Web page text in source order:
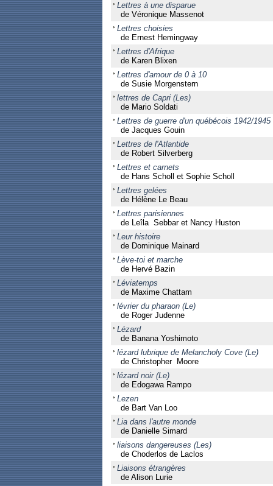
Lettres à une disparue
de Véronique Massenot
Lettres choisies
de Ernest Hemingway
Lettres d'Afrique
de Karen Blixen
Lettres d'amour de 0 à 10
de Susie Morgenstern
lettres de Capri (Les)
de Mario Soldati
Lettres de guerre d'un québécois 1942/1945
de Jacques Gouin
Lettres de l'Atlantide
de Robert Silverberg
Lettres et carnets
de Hans Scholl et Sophie Scholl
Lettres gelées
de Hélène Le Beau
Lettres parisiennes
de Leîla Sebbar et Nancy Huston
Leur histoire
de Dominique Mainard
Lève-toi et marche
de Hervé Bazin
Léviatemps
de Maxime Chattam
lévrier du pharaon (Le)
de Roger Judenne
Lézard
de Banana Yoshimoto
lézard lubrique de Melancholy Cove (Le)
de Christopher Moore
lézard noir (Le)
de Edogawa Rampo
Lezen
de Bart Van Loo
Lia dans l'autre monde
de Danielle Simard
liaisons dangereuses (Les)
de Choderlos de Laclos
Liaisons étrangères
de Alison Lurie